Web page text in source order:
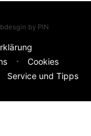
by PIN
Cookies
Service und Tipps